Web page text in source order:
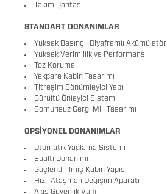
Takım Çantası
STANDART DONANIMLAR
Yüksek Basınçlı Diyaframlı Akümülatör
Yüksek Verimlilik ve Performans
Toz Koruma
Yekpare Kabin Tasarımı
Titreşim Sönümleyici Yapı
Gürültü Önleyici Sistem
Somunsuz Gergi Mili Tasarımı
OPSİYONEL DONANIMLAR
Otomatik Yağlama Sistemi
Sualtı Donanımı
Güçlendirilmiş Kabin Yapısı
Hızlı Ataşman Değişim Aparatı
Akış Güvenlik Valfi